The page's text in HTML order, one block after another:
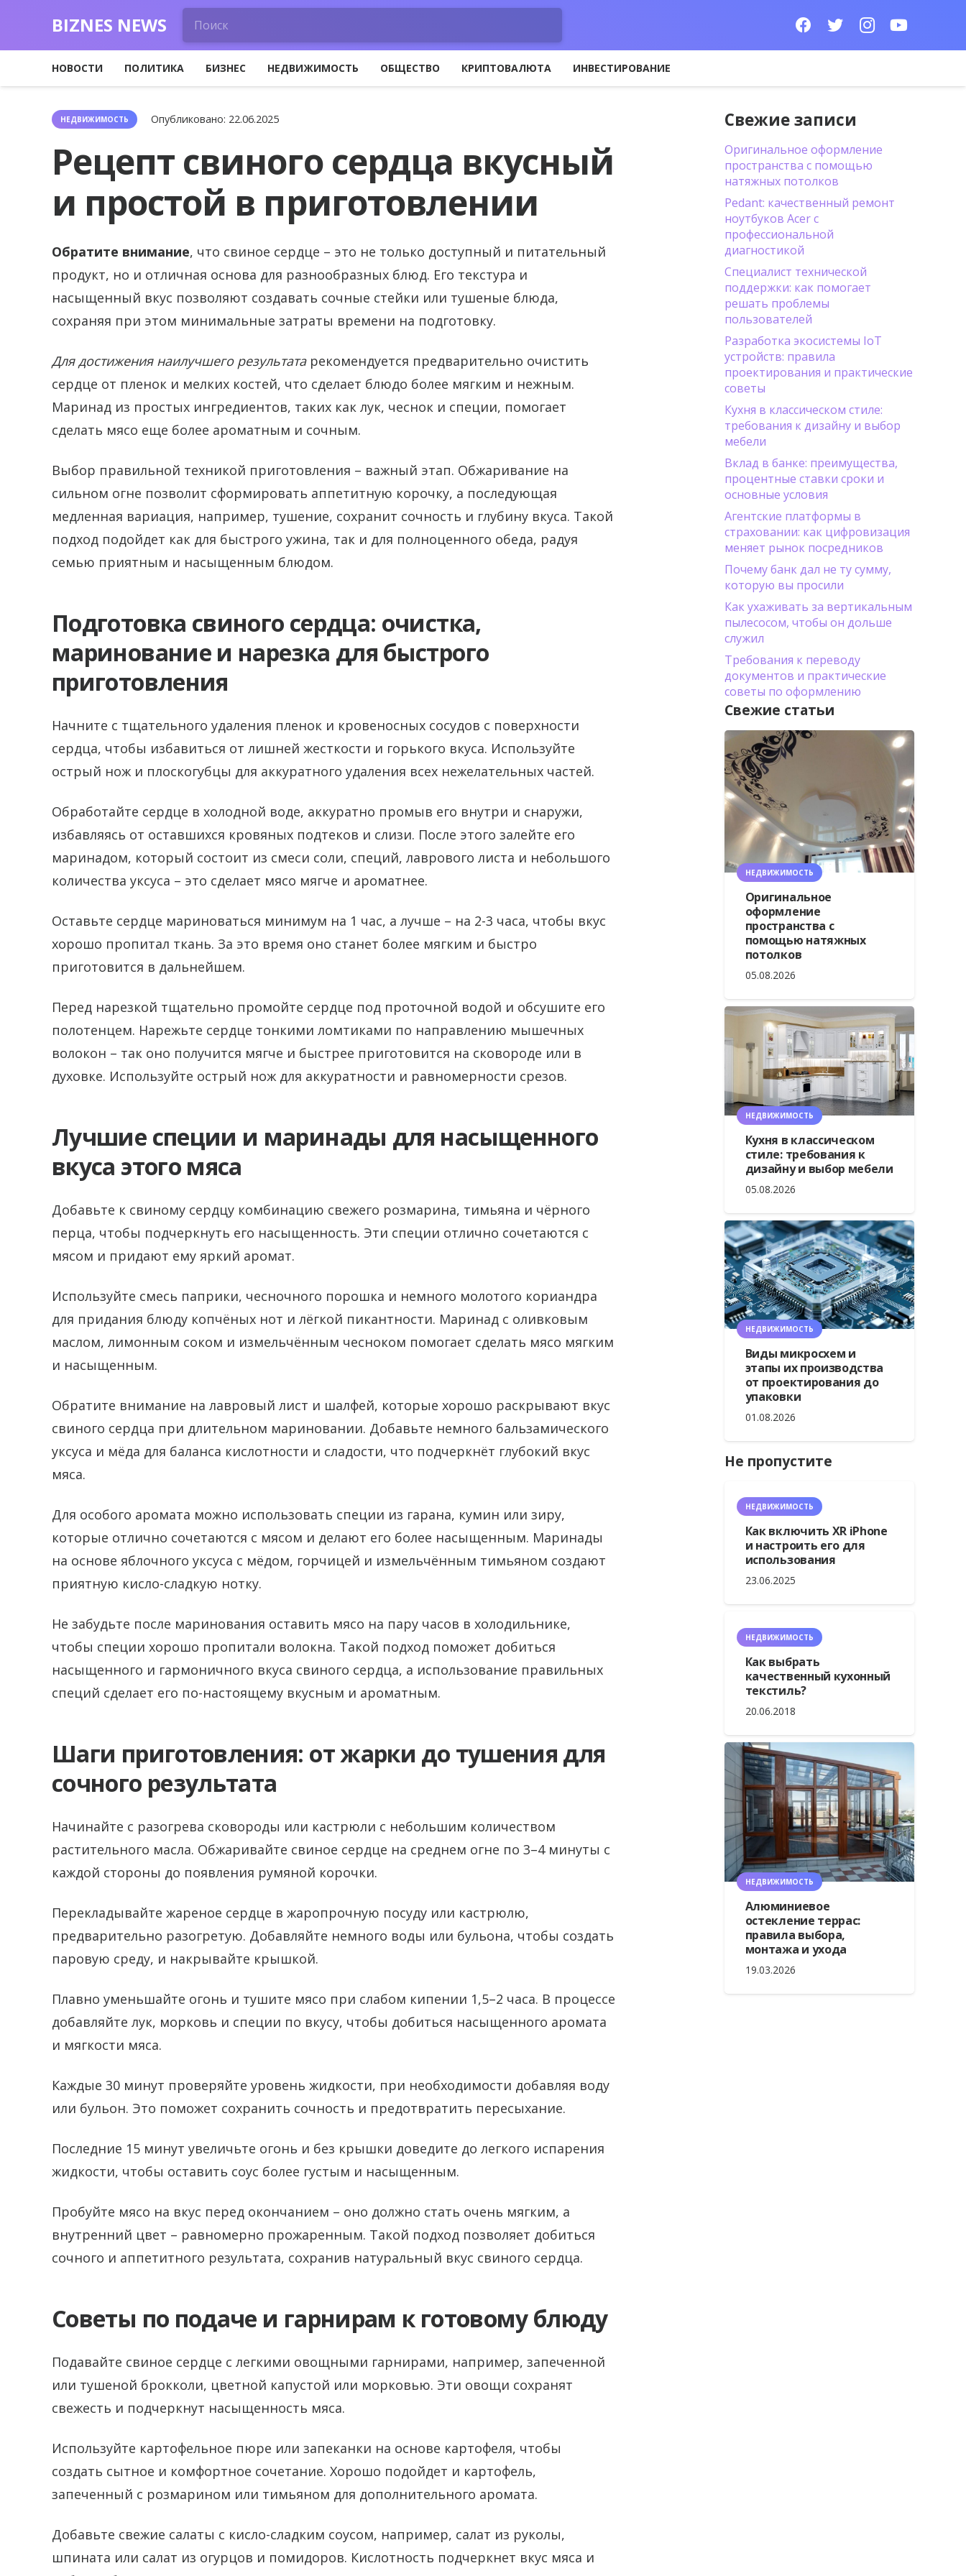
BIZNES NEWS
НОВОСТИ ПОЛИТИКА БИЗНЕС НЕДВИЖИМОСТЬ ОБЩЕСТВО КРИПТОВАЛЮТА ИНВЕСТИРОВАНИЕ
НЕДВИЖИМОСТЬ Опубликовано: 22.06.2025
Рецепт свиного сердца вкусный
и простой в приготовлении
Обратите внимание, что свиное сердце – это не только доступный и питательный
продукт, но и отличная основа для разнообразных блюд. Его текстура и
насыщенный вкус позволяют создавать сочные стейки или тушеные блюда,
сохраняя при этом минимальные затраты времени на подготовку.
Для достижения наилучшего результатарекомендуется предварительно очистить
сердце от пленок и мелких костей, что сделает блюдо более мягким и нежным.
Маринад из простых ингредиентов, таких как лук, чеснок и специи, помогает
сделать мясо еще более ароматным и сочным.
Выбор правильной техникой приготовления – важный этап. Обжаривание на
сильном огне позволит сформировать аппетитную корочку, а последующая
медленная вариация, например, тушение, сохранит сочность и глубину вкуса. Такой
подход подойдет как для быстрого ужина, так и для полноценного обеда, радуя
семью приятным и насыщенным блюдом.
Подготовка свиного сердца: очистка,
маринование и нарезка для быстрого
приготовления
Начните с тщательного удаления пленок и кровеносных сосудов с поверхности
сердца, чтобы избавиться от лишней жесткости и горького вкуса. Используйте
острый нож и плоскогубцы для аккуратного удаления всех нежелательных частей.
Обработайте сердце в холодной воде, аккуратно промыв его внутри и снаружи,
избавляясь от оставшихся кровяных подтеков и слизи. После этого залейте его
маринадом, который состоит из смеси соли, специй, лаврового листа и небольшого
количества уксуса – это сделает мясо мягче и ароматнее.
Оставьте сердце мариноваться минимум на 1 час, а лучше – на 2-3 часа, чтобы вкус
хорошо пропитал ткань. За это время оно станет более мягким и быстро
приготовится в дальнейшем.
Перед нарезкой тщательно промойте сердце под проточной водой и обсушите его
полотенцем. Нарежьте сердце тонкими ломтиками по направлению мышечных
волокон – так оно получится мягче и быстрее приготовится на сковороде или в
духовке. Используйте острый нож для аккуратности и равномерности срезов.
Лучшие специи и маринады для насыщенного
вкуса этого мяса
Добавьте к свиному сердцу комбинацию свежего розмарина, тимьяна и чёрного
перца, чтобы подчеркнуть его насыщенность. Эти специи отлично сочетаются с
мясом и придают ему яркий аромат.
Используйте смесь паприки, чесночного порошка и немного молотого кориандра
для придания блюду копчёных нот и лёгкой пикантности. Маринад с оливковым
маслом, лимонным соком и измельчённым чесноком помогает сделать мясо мягким
и насыщенным.
Обратите внимание на лавровый лист и шалфей, которые хорошо раскрывают вкус
свиного сердца при длительном мариновании. Добавьте немного бальзамического
уксуса и мёда для баланса кислотности и сладости, что подчеркнёт глубокий вкус
мяса.
Для особого аромата можно использовать специи из гарана, кумин или зиру,
которые отлично сочетаются с мясом и делают его более насыщенным. Маринады
на основе яблочного уксуса с мёдом, горчицей и измельчённым тимьяном создают
приятную кисло-сладкую нотку.
Не забудьте после маринования оставить мясо на пару часов в холодильнике,
чтобы специи хорошо пропитали волокна. Такой подход поможет добиться
насыщенного и гармоничного вкуса свиного сердца, а использование правильных
специй сделает его по-настоящему вкусным и ароматным.
Шаги приготовления: от жарки до тушения для
сочного результата
Начинайте с разогрева сковороды или кастрюли с небольшим количеством
растительного масла. Обжаривайте свиное сердце на среднем огне по 3–4 минуты с
каждой стороны до появления румяной корочки.
Перекладывайте жареное сердце в жаропрочную посуду или кастрюлю,
предварительно разогретую. Добавляйте немного воды или бульона, чтобы создать
паровую среду, и накрывайте крышкой.
Плавно уменьшайте огонь и тушите мясо при слабом кипении 1,5–2 часа. В процессе
добавляйте лук, морковь и специи по вкусу, чтобы добиться насыщенного аромата
и мягкости мяса.
Каждые 30 минут проверяйте уровень жидкости, при необходимости добавляя воду
или бульон. Это поможет сохранить сочность и предотвратить пересыхание.
Последние 15 минут увеличьте огонь и без крышки доведите до легкого испарения
жидкости, чтобы оставить соус более густым и насыщенным.
Пробуйте мясо на вкус перед окончанием – оно должно стать очень мягким, а
внутренний цвет – равномерно прожаренным. Такой подход позволяет добиться
сочного и аппетитного результата, сохранив натуральный вкус свиного сердца.
Советы по подаче и гарнирам к готовому блюду
Подавайте свиное сердце с легкими овощными гарнирами, например, запеченной
или тушеной брокколи, цветной капустой или морковью. Эти овощи сохранят
свежесть и подчеркнут насыщенность мяса.
Используйте картофельное пюре или запеканки на основе картофеля, чтобы
создать сытное и комфортное сочетание. Хорошо подойдет и картофель,
запеченный с розмарином или тимьяном для дополнительного аромата.
Добавьте свежие салаты с кисло-сладким соусом, например, салат из руколы,
шпината или салат из огурцов и помидоров. Кислотность подчеркнет вкус мяса и
Свежие записи
Оригинальное оформление
пространства с помощью
натяжных потолков
Pedant: качественный ремонт
ноутбуков Acer с
профессиональной
диагностикой
Специалист технической
поддержки: как помогает
решать проблемы
пользователей
Разработка экосистемы IoT
устройств: правила
проектирования и практические
советы
Кухня в классическом стиле:
требования к дизайну и выбор
мебели
Вклад в банке: преимущества,
процентные ставки сроки и
основные условия
Агентские платформы в
страховании: как цифровизация
меняет рынок посредников
Почему банк дал не ту сумму,
которую вы просили
Как ухаживать за вертикальным
пылесосом, чтобы он дольше
служил
Требования к переводу
документов и практические
советы по оформлению
Свежие статьи
НЕДВИЖИМОСТЬ
Оригинальное
оформление
пространства с
помощью натяжных
потолков
05.08.2026
НЕДВИЖИМОСТЬ
Кухня в классическом
стиле: требования к
дизайну и выбор мебели
05.08.2026
НЕДВИЖИМОСТЬ
Виды микросхем и
этапы их производства
от проектирования до
упаковки
01.08.2026
Не пропустите
НЕДВИЖИМОСТЬ
Как включить XR iPhone
и настроить его для
использования
23.06.2025
НЕДВИЖИМОСТЬ
Как выбрать
качественный кухонный
текстиль?
20.06.2018
НЕДВИЖИМОСТЬ
Алюминиевое
остекление террас:
правила выбора,
монтажа и ухода
19.03.2026